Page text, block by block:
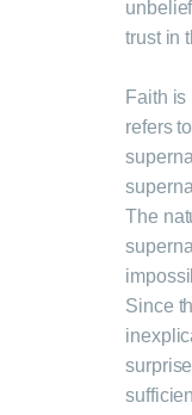
trust in
Faith
refers
The
Since